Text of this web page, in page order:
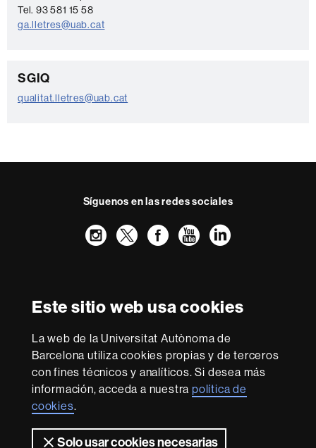
Este sitio web usa cookies
La web de la Universitat Autònoma de
Barcelona utiliza cookies propias y de terceros
con fines técnicos y analíticos. Si desea más
información, acceda a nuestrapolítica de
cookies.
Solo usar cookies necesarias
t
a
t
o
Tel. 93 581 15 58
ga.lletres@uab.cat
C
o
a
SGIQ
qualitat.lletres@uab.cat
Síguenos en las redes sociales
Instagram
TwitterFacebook
Youtube
LinkedIn
Excellence
Research
-
Euraxess
Con la financiación de
Sobre
esta